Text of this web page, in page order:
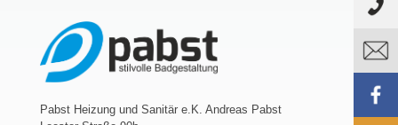
Pabst Heizung und Sanitär e.K. Andreas Pabst